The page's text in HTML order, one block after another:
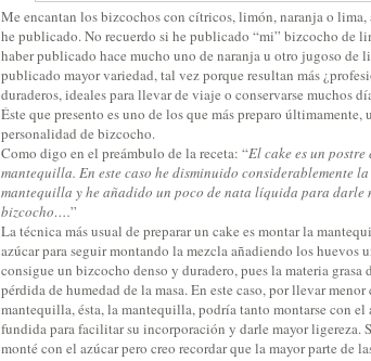
Me encantan los bizcochos con cítricos, limón, naranja o lima,
he publicado. No recuerdo si he publicado “mi” bizcocho de
haber publicado hace mucho uno de naranja u otro jugoso de
publicado mayor variedad, tal vez porque resultan más
duraderos, ideales para llevar de viaje o conservarse muchos
Éste que presento es uno de los que más preparo últimamente,
personalidad de bizcocho.
Como digo en el preámbulo de la receta: “El cake es un
mantequilla. En este caso he disminuido considerablemente
mantequilla y he añadido un poco de nata líquida para darle
bizcocho….”
La técnica más usual de preparar un cake es montar la
azúcar para seguir montando la mezcla añadiendo los huevos
consigue un bizcocho denso y duradero, pues la materia
pérdida de humedad de la masa. En este caso, por llevar menor
mantequilla, ésta, la mantequilla, podría tanto montarse con el
fundida para facilitar su incorporación y darle mayor ligereza.
monté con el azúcar pero creo recordar que la mayor parte de